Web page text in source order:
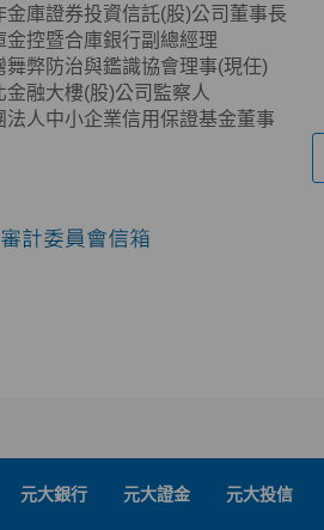
金庫證券投資信託(股)公司董事長
金控暨合庫銀行副總經理
舞弊防治與鑑識協會理事(現任)
金融大樓(股)公司監察人
法人中小企業信用保證基金董事
元大銀行 元大證金 元大投信